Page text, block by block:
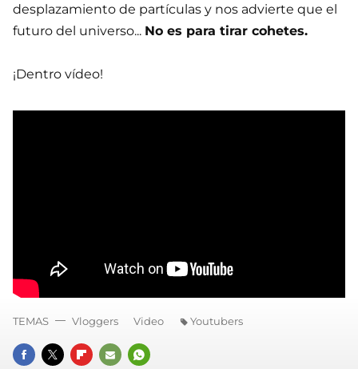
desplazamiento de partículas y nos advierte que el
futuro del universo... No es para tirar cohetes.
¡Dentro vídeo!
TEMAS Vloggers Video Youtubers